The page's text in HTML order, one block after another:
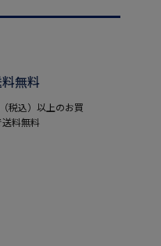
無料
税込）以上のお買
料無料